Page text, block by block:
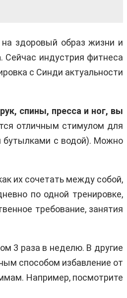
здоровый образ жизни и
. Сейчас индустрия фитнеса
с Синди актуальности
спины, пресса и ног, вы
отличным стимулом для
бутылками с водой). Можно
их сочетать между собой,
по одной тренировке,
требование, занятия
3 раза в неделю. В другие
способом избавление от
Например, посмотрите